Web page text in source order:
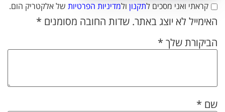
קראתי ואני מסכים לתקנון ולמדיניות הפרטיות של אלקטריק הום.
האימייל לא יוצג באתר. שדות החובה מסומנים *
הביקורת שלך *
שם *